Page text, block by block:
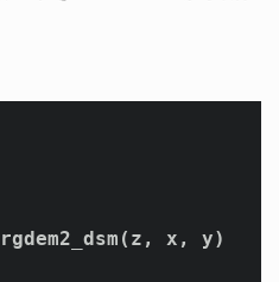
x, y)